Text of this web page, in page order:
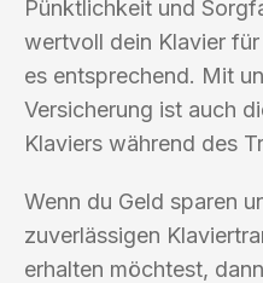
Pünktlichkeit und
wertvoll dein Klavier
es entsprechend. Mit
Versicherung ist auch
Klaviers während des
Wenn du Geld sparen
zuverlässigen
erhalten möchtest,